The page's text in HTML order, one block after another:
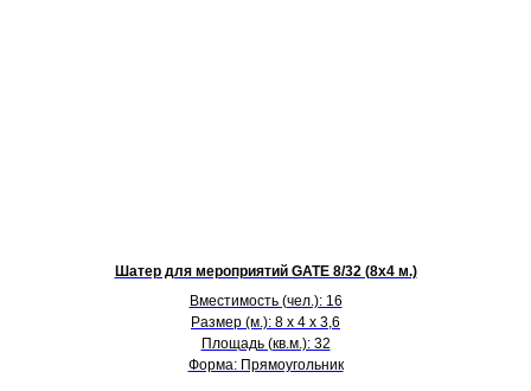
Шатер для мероприятий GATE 8/32 (8х4 м.)
Вместимость (чел.): 16
Размер (м.): 8 х 4 х 3,6
Площадь (кв.м.): 32
Форма: Прямоугольник